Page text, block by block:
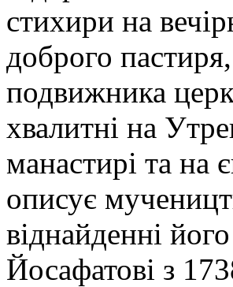
стихири на
доброго
подвижника
хвалитні на
манастирі та на
описує
віднайденні
Йосафатові з